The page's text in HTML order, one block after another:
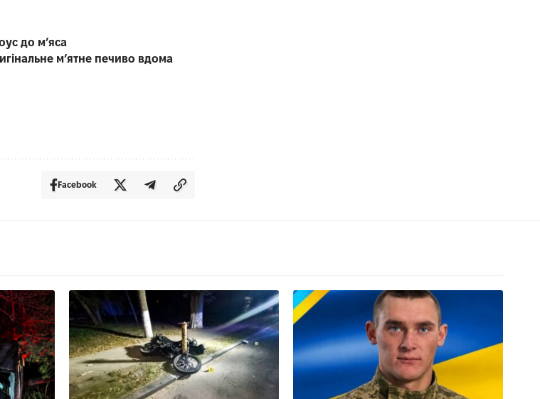
до мʼяса
м’ятне печиво вдома
Facebook